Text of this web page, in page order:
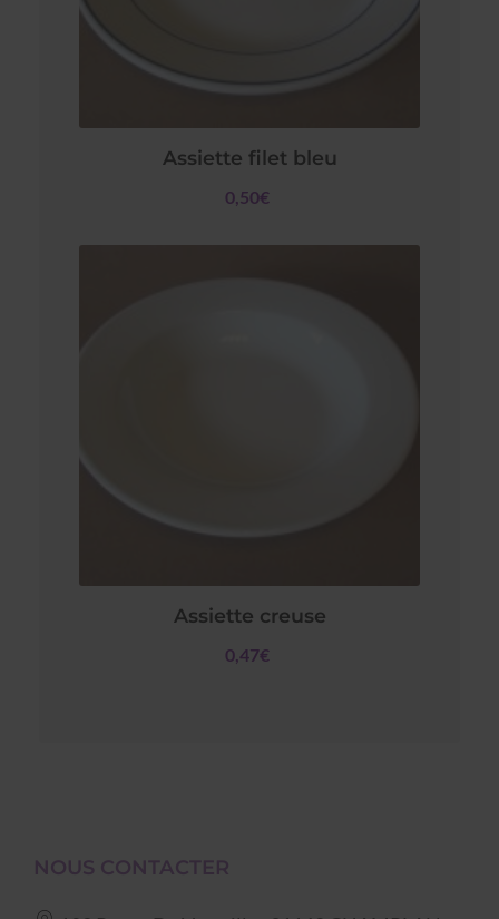
Assiette filet bleu
0,50€
Assiette creuse
0,47€
NOUS CONTACTER